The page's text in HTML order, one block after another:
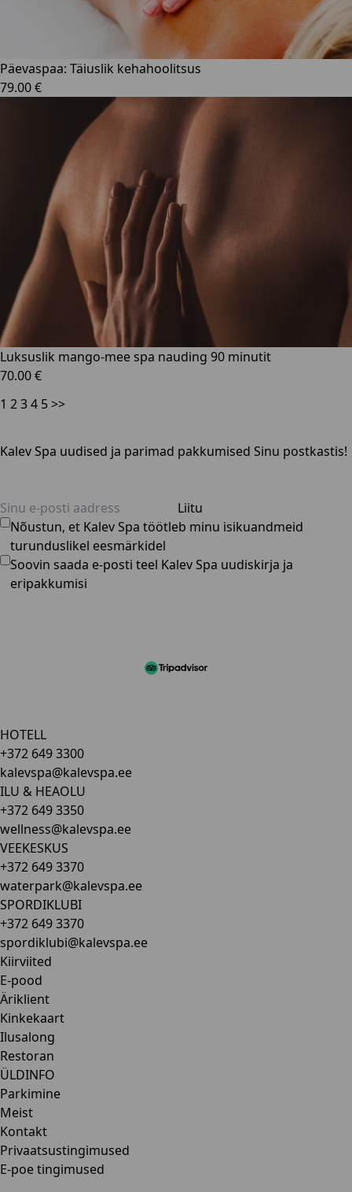
Päevaspaa: Täiuslik kehahoolitsus
79.00 €
Luksuslik mango-mee spa nauding 90 minutit
70.00 €
1 234 5>>
Kalev Spa uudised ja parimad pakkumised Sinu postkastis!
Liitu
Nõustun, et Kalev Spa töötleb minu isikuandmeid
turunduslikel eesmärkidel
Soovin saada e-posti teel Kalev Spa uudiskirja ja
eripakkumisi
HOTELL
+372 649 3300
kalevspa@kalevspa.ee
ILU & HEAOLU
+372 649 3350
wellness@kalevspa.ee
VEEKESKUS
+372 649 3370
waterpark@kalevspa.ee
SPORDIKLUBI
+372 649 3370
spordiklubi@kalevspa.ee
Kiirviited
E-pood
Äriklient
Kinkekaart
Ilusalong
Restoran
ÜLDINFO
Parkimine
Meist
Kontakt
Privaatsustingimused
E-poe tingimused